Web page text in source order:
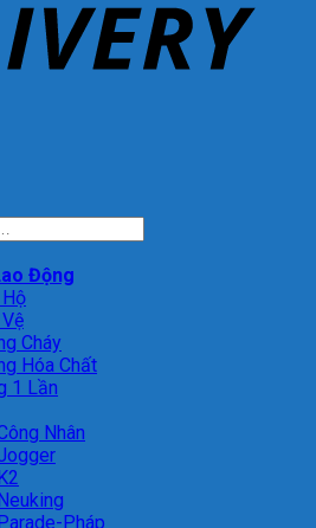
Động
Cháy
Hóa Chất
1 Lần
Nhân
Pháp